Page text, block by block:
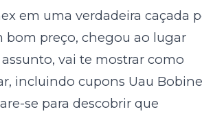
em uma verdadeira caçada
bom preço, chegou ao lugar
vai te mostrar como
incluindocupons Uau
se para descobrir que